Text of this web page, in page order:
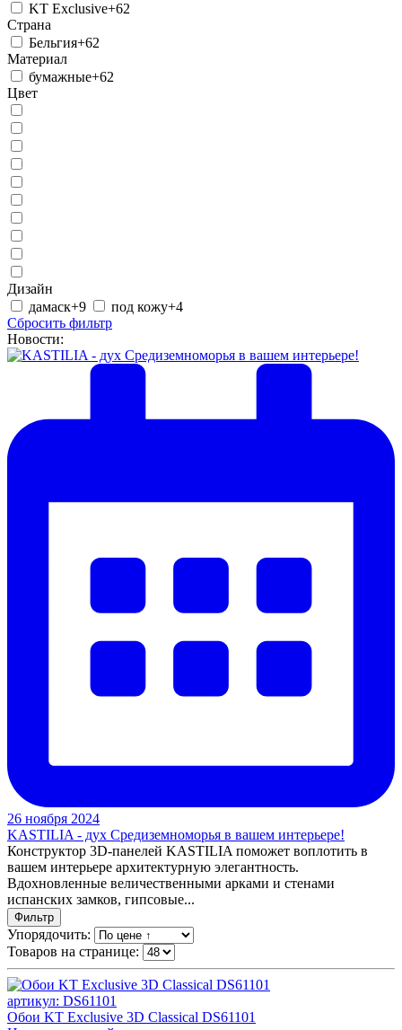
KT Exclusive+62
Страна
Бельгия+62
Материал
бумажные+62
Цвет
Дизайн
дамаск+9 под кожу+4
Сбросить фильтр
Новости:
26 ноября 2024
KASTILIA - дух Средиземноморья в вашем интерьере!
Конструктор 3D-панелей KASTILIA поможет воплотить в
вашем интерьере архитектурную элегантность.
Вдохновленные величественными арками и стенами
испанских замков, гипсовые...
Фильтр
Упорядочить:
Товаров на странице:
артикул: DS61101
Обои KT Exclusive 3D Classical DS61101